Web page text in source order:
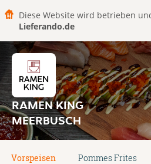
Diese Website wird betrieben
Lieferando.de
RAMEN KING
MEERBUSCH
Vorspeisen Pommes Frites